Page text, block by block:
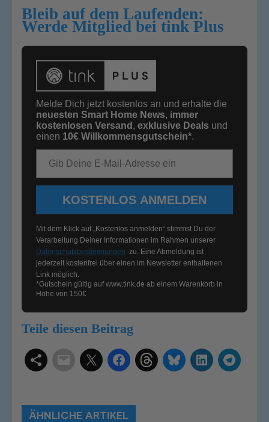
Bleib auf dem Laufenden:
Werde Mitglied bei tink Plus
Melde Dich jetzt kostenlos an und erhalte die
neuesten Smart Home News, immer
kostenlosen Versand , exklusive Deals und
einen 10€ Willkommensgutschein*.
KOSTENLOS ANMELDEN
Mit dem Klick auf „Kostenlos anmelden“ stimmst Du der
Verarbeitung Deiner Informationen im Rahmen unserer
Datenschutzbestimmungen zu. Eine Abmeldung ist
jederzeit kostenfrei über einen im Newsletter enthaltenen
Link möglich.
*Gutschein gültig aufwww.tink.de ab einem Warenkorb in
Höhe von 150€
Teile diesen Beitrag
ÄHNLICHE ARTIKEL